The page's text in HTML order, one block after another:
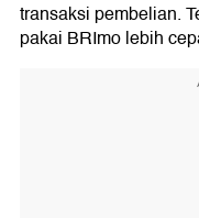
transaksi pembelian.
pakai BRImo lebih